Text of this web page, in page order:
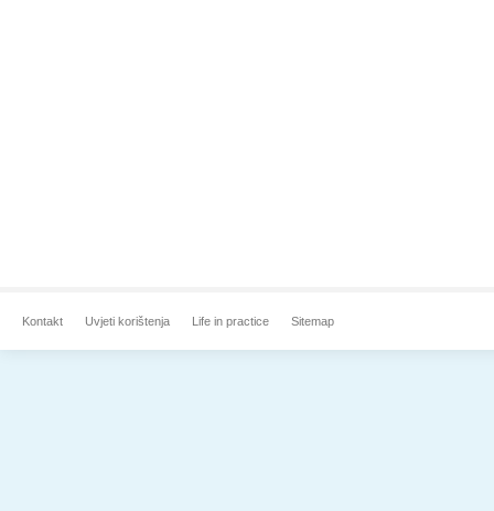
Kontakt Uvjeti korištenja Life in practice Sitemap